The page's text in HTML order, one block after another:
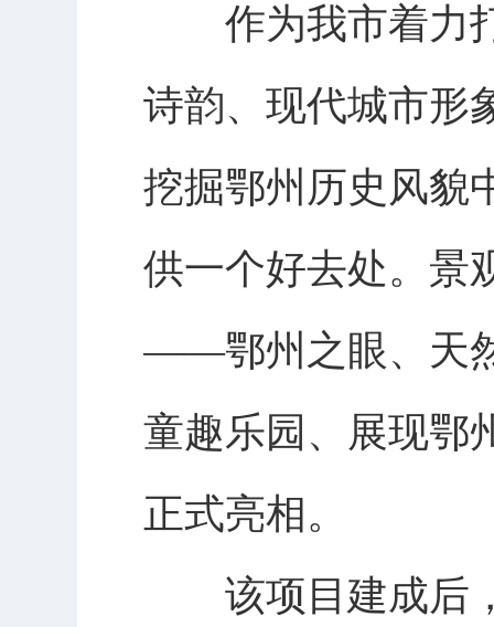
作为我市着力打
诗韵、现代城市形
挖掘鄂州历史风貌
供一个好去处。景
——鄂州之眼、天
童趣乐园、展现鄂
正式亮相。
该项目建成后，